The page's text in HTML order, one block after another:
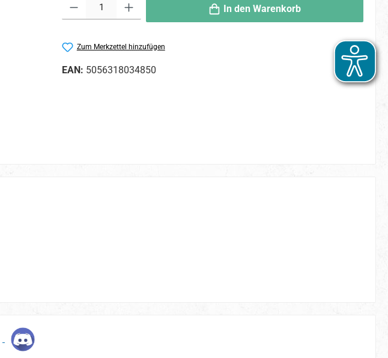
In den Warenkorb
Zum Merkzettel hinzufügen
EAN: 5056318034850